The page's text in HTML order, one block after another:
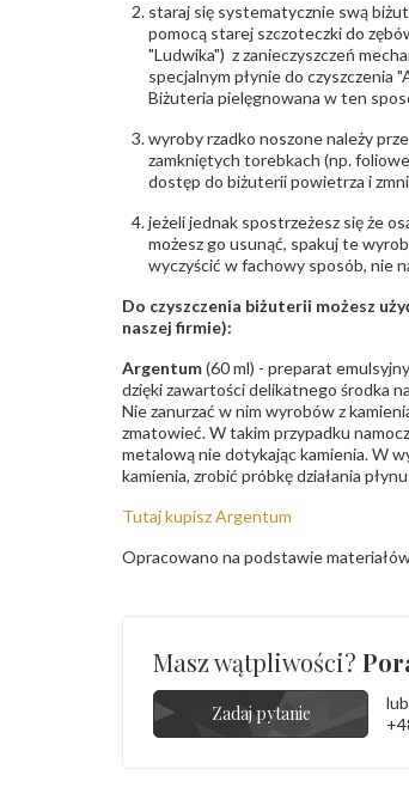
staraj się systematycznie swą
pomocą starej szczoteczki do
"Ludwika") z zanieczyszczeń
specjalnym płynie do czyszczenia
Biżuteria pielęgnowana w ten
wyroby rzadko noszone należy
zamkniętych torebkach (np.
dostęp do biżuterii powietrza i
jeżeli jednak spostrzeżesz się że
możesz go usunąć, spakuj te
wyczyścić w fachowy sposób, nie
Do czyszczenia biżuterii możesz
naszej firmie):
Argentum(60 ml) - preparat
dzięki zawartości delikatnego środka
Nie zanurzać w nim wyrobów z
zmatowieć. W takim przypadku
metalową nie dotykając kamienia. W
kamienia, zrobić próbkę działania
Tutaj kupisz Argentum
Opracowano na podstawie
Masz wątpliwości?
Zadaj pytanie